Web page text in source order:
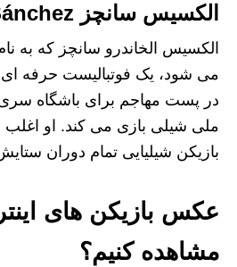
الکسیس سانچز Alexis Sánchez
الکسیس الخاندرو سانچز که به
می شود، یک فوتبالیست حرفه
در پست مهاجم برای باشگاه سری آ
ملی شیلی بازی می کند. او اغلب
بازیکن شیلیایی تمام دوران
عکس بازیکن های
مشاهده کنیم؟